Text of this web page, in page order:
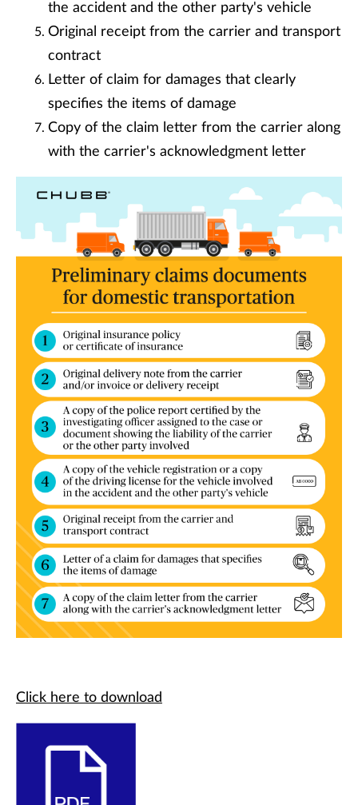
the accident and the other party's vehicle
Original receipt from the carrier and transport
contract
Letter of claim for damages that clearly
specifies the items of damage
Copy of the claim letter from the carrier along
with the carrier's acknowledgment letter
Click here to download